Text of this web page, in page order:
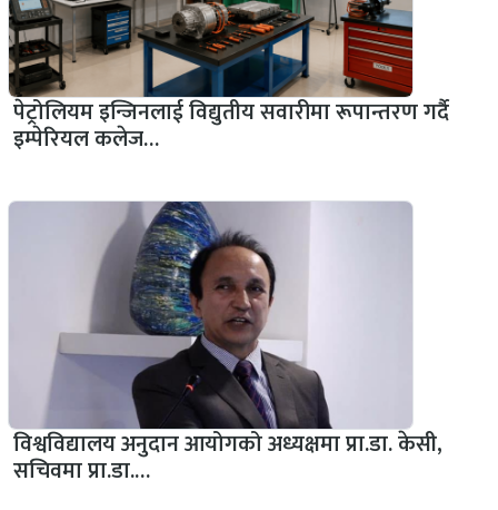
पेट्रोलियम इन्जिनलाई विद्युतीय सवारीमा रूपान्तरण गर्दै
इम्पेरियल कलेज…
विश्वविद्यालय अनुदान आयोगको अध्यक्षमा प्रा.डा. केसी,
सचिवमा प्रा.डा.…